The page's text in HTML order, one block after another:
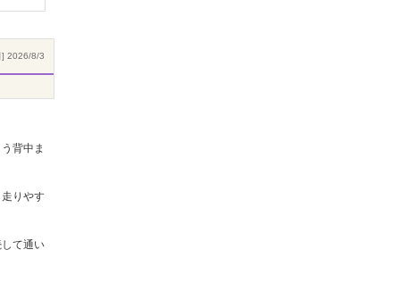
] 2026/8/3
背中ま
りやす
て通い